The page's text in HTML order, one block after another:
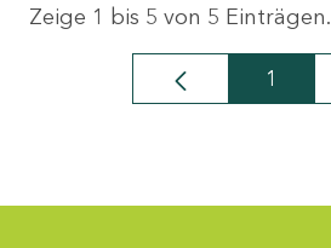
Zeige 1 bis 5 von 5 Einträgen.
Seite
1